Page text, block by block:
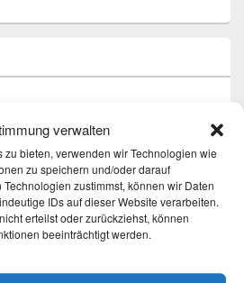
verwalten
bieten, verwenden wir Technologien wie
zu speichern und/oder darauf
zustimmst, können wir Daten
IDs auf dieser Website verarbeiten.
erteilst oder zurückziehst, können
beeinträchtigt werden.